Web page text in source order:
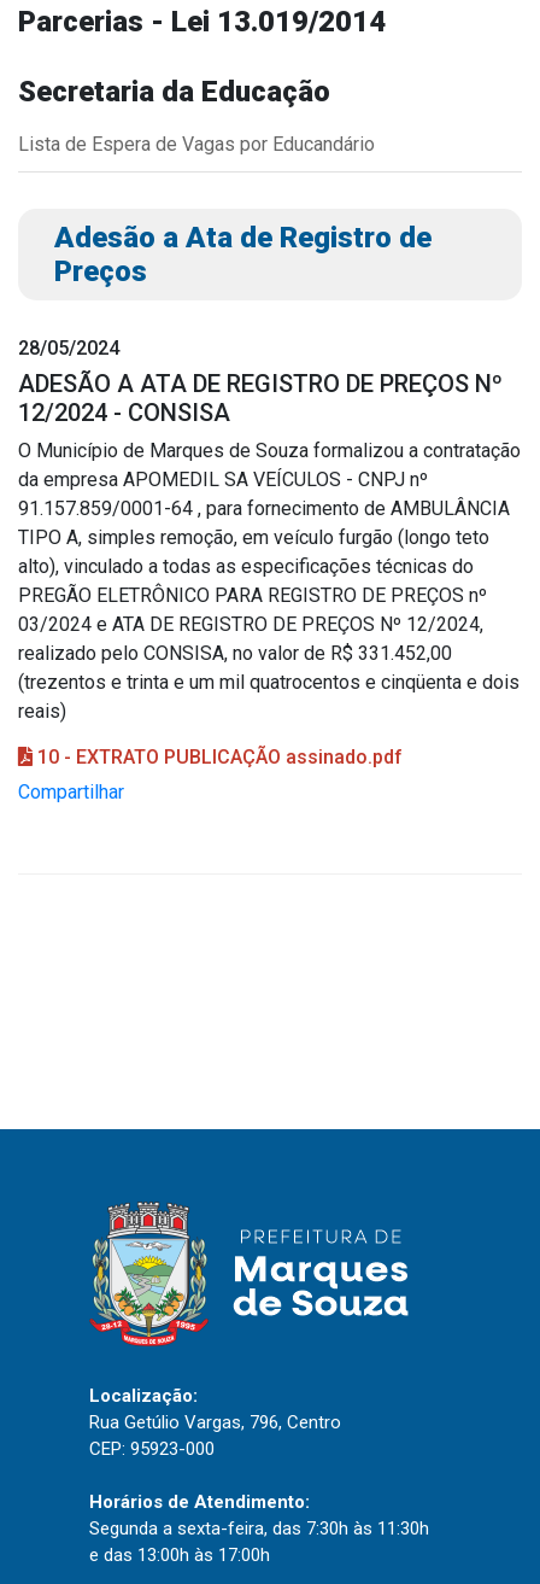
Outros
Downloads
Contato
Parcerias - Lei 13.019/2014
Secretaria da Educação
Lista de Espera de Vagas por Educandário
Adesão a Ata de Registro de
Preços
28/05/2024
ADESÃO A ATA DE REGISTRO DE PREÇOS Nº
12/2024 - CONSISA
O Município de Marques de Souza formalizou a contratação
da empresa APOMEDIL SA VEÍCULOS - CNPJ nº
91.157.859/0001-64 , para fornecimento de AMBULÂNCIA
TIPO A, simples remoção, em veículo furgão (longo teto
alto), vinculado a todas as especificações técnicas do
PREGÃO ELETRÔNICO PARA REGISTRO DE PREÇOS nº
03/2024 e ATA DE REGISTRO DE PREÇOS Nº 12/2024,
realizado pelo CONSISA, no valor de R$ 331.452,00
(trezentos e trinta e um mil quatrocentos e cinqüenta e dois
reais)
10 - EXTRATO PUBLICAÇÃO assinado.pdf
Compartilhar
Localização:
Rua Getúlio Vargas, 796, Centro
CEP: 95923-000
Horários de Atendimento:
Segunda a sexta-feira, das 7:30h às 11:30h
e das 13:00h às 17:00h